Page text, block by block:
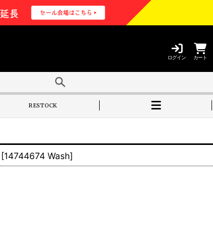
ログイン カート
RESTOCK
[14744674 Wash]